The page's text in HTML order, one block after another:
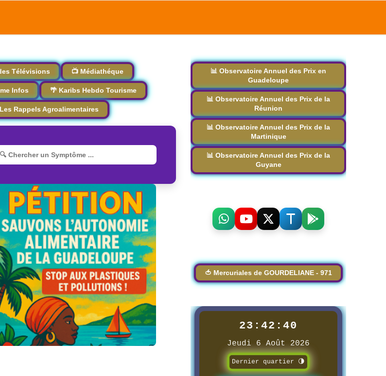
Télévisions 📺 Médiathéque
Infos 🌴 Karibs Hebdo Tourisme
Rappels Agroalimentaires
📊 Observatoire Annuel des Prix en
Guadeloupe
📊 Observatoire Annuel des Prix de la
Réunion
📊 Observatoire Annuel des Prix de la
Martinique
📊 Observatoire Annuel des Prix de la
Guyane
🍅 Mercuriales de GOURDELIANE - 971
23:42:41
Jeudi 6 Août 2026
Dernier quartier 🌗